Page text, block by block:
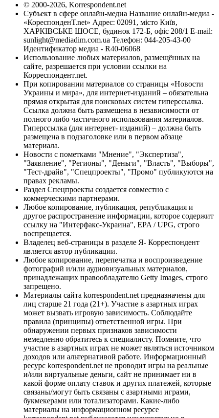
© 2000-2026, Korrespondent.net
Субъект в сфере онлайн-медиа Название онлайн-медиа -
«КореспонденТ.net» Адрес: 02091, місто Київ,
ХАРКІВСЬКЕ ШОСЕ, будинок 172-Б, офіс 208/1 E-mail:
sunlight@mediadim.com.ua Телефон: 044-205-43-00
Идентификатор медиа - R40-06068
Использование любых материалов, размещённых на
сайте, разрешается при условии ссылки на
Корреспондент.net.
При копировании материалов со страницы «Новости
Украины и мира», для интернет-изданий – обязательна
прямая открытая для поисковых систем гиперссылка.
Ссылка должна быть размещена в независимости от
полного либо частичного использования материалов.
Гиперссылка (для интернет- изданий) – должна быть
размещена в подзаголовке или в первом абзаце
материала.
Новости с пометками "Мнение", "Экспертиза",
"Заявление", "Регионы", "Деньги", "Власть", "Выборы",
"Тест-драйв", "Спецпроекты", "Промо" публикуются на
правах рекламы.
Раздел Спецпроекты создается совместно с
коммерческими партнерами.
Любое копирование, публикация, републикация и
другое распространение информации, которое содержит
ссылку на "Интерфакс-Украина", EPA / UPG, строго
воспрещается.
Владелец веб-страницы в разделе Я- Корреспондент
является автор публикации.
Любое копирование, перепечатка и воспроизведение
фотографий и/или аудиовизуальных материалов,
принадлежащих правообладателю Getty Images, строго
запрещено.
Материалы сайта korrespondent.net предназначены для
лиц старше 21 года (21+). Участие в азартных играх
может вызвать игровую зависимость. Соблюдайте
правила (принципы) ответственной игры. При
обнаружении первых признаков зависимости
немедленно обратитесь к специалисту. Помните, что
участие в азартных играх не может являться источником
доходов или альтернативой работе. Информационный
ресурс korrespondent.net не проводит игры на реальные
и/или виртуальные деньги, сайт не принимает ни в
какой форме оплату ставок и других платежей, которые
связаны/могут быть связаны с азартными играми,
букмекерами или тотализаторами. Какие-либо
материалы на информационном ресурсе